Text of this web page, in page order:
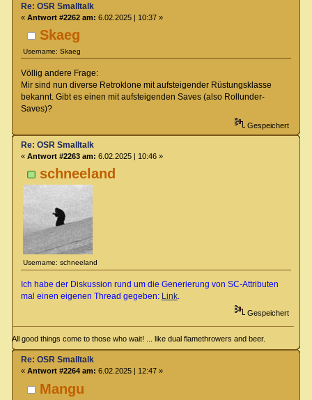
Skaeg
Username: Skaeg
Re: OSR Smalltalk
« Antwort #2262 am: 6.02.2025 | 10:37 »
Völlig andere Frage:
Mir sind nun diverse Retroklone mit aufsteigender Rüstungsklasse
bekannt. Gibt es einen mit aufsteigenden Saves (also Rollunder-
Saves)?
Gespeichert
schneeland
Username: schneeland
Re: OSR Smalltalk
« Antwort #2263 am: 6.02.2025 | 10:46 »
Ich habe der Diskussion rund um die Generierung von SC-Attributen
mal einen eigenen Thread gegeben: Link.
Gespeichert
All good things come to those who wait! ... like dual flamethrowers and beer.
Mangu
Re: OSR Smalltalk
« Antwort #2264 am: 6.02.2025 | 12:47 »